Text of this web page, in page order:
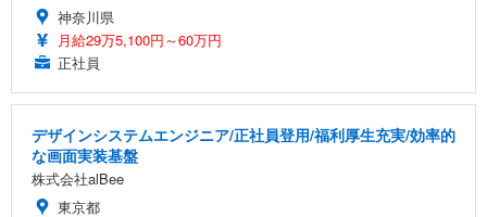
神奈川県
月給29万5,100円～60万円
正社員
デザインシステムエンジニア/正社員登用/福利厚生充実/効率的
な画面実装基盤
株式会社alBee
東京都